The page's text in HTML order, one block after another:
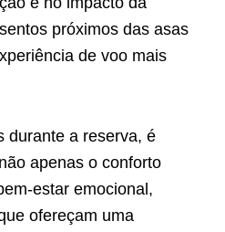
próximos das asas
de voo mais
durante a reserva, é
apenas o conforto
estar emocional,
ofereçam uma